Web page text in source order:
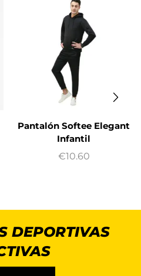
Pantalón Softee Elegant
Infantil
€10.60
DEPORTIVAS